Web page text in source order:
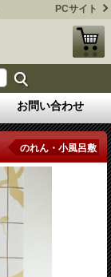
PCサイト
お問い合わせ
のれん・小風呂敷